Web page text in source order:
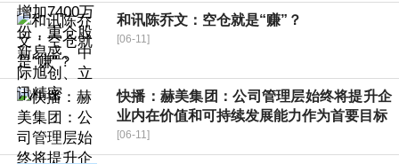
和讯陈乔文：空仓就是“赚”？
[06-11]
快播：赫美集团：公司管理层始终将提升企
业内在价值和可持续发展能力作为首要目标
[06-11]